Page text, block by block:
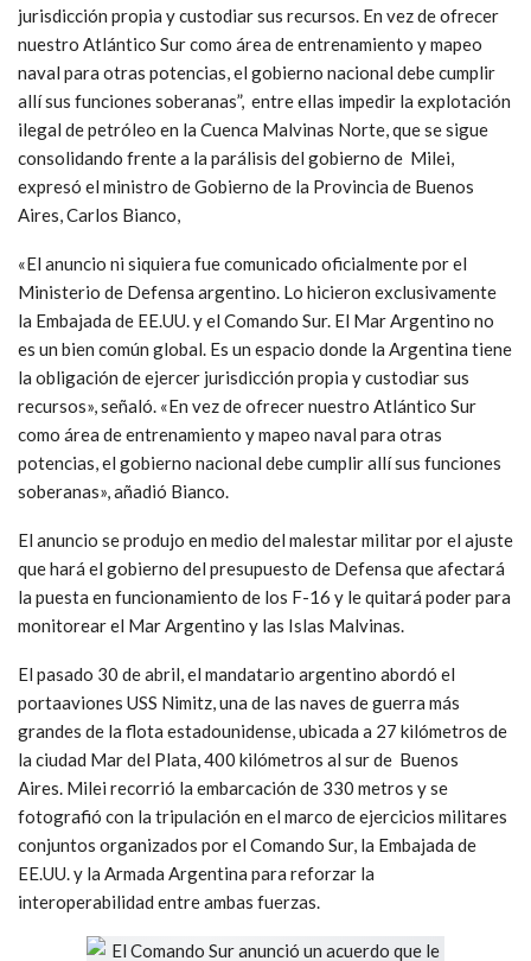
jurisdicción propia y custodiar sus recursos. En vez de ofrecer
nuestro Atlántico Sur como área de entrenamiento y mapeo
naval para otras potencias, el gobierno nacional debe cumplir
allí sus funciones soberanas”, entre ellas impedir la explotación
ilegal de petróleo en la Cuenca Malvinas Norte, que se sigue
consolidando frente a la parálisis del gobierno de Milei,
expresó el ministro de Gobierno de la Provincia de Buenos
Aires, Carlos Bianco,
«El anuncio ni siquiera fue comunicado oficialmente por el
Ministerio de Defensa argentino. Lo hicieron exclusivamente
la Embajada de EE.UU. y el Comando Sur. El Mar Argentino no
es un bien común global. Es un espacio donde la Argentina tiene
la obligación de ejercer jurisdicción propia y custodiar sus
recursos», señaló. «En vez de ofrecer nuestro Atlántico Sur
como área de entrenamiento y mapeo naval para otras
potencias, el gobierno nacional debe cumplir allí sus funciones
soberanas», añadió Bianco.
El anuncio se produjo en medio del malestar militar por el ajuste
que hará el gobierno del presupuesto de Defensa que afectará
la puesta en funcionamiento de los F-16 y le quitará poder para
monitorear el Mar Argentino y las Islas Malvinas.
El pasado 30 de abril, el mandatario argentino abordó el
portaaviones USS Nimitz, una de las naves de guerra más
grandes de la flota estadounidense, ubicada a 27 kilómetros de
la ciudad Mar del Plata, 400 kilómetros al sur de Buenos
Aires. Milei recorrió la embarcación de 330 metros y se
fotografió con la tripulación en el marco de ejercicios militares
conjuntos organizados por el Comando Sur, la Embajada de
EE.UU. y la Armada Argentina para reforzar la
interoperabilidad entre ambas fuerzas.